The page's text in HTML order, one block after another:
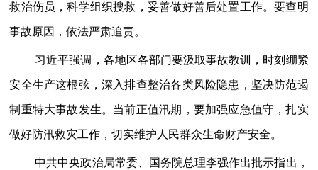
救治伤员，科学组织搜救，妥善做好善后处置工作。要查明
事故原因，依法严肃追责。
习近平强调，各地区各部门要汲取事故教训，时刻绷紧
安全生产这根弦，深入排查整治各类风险隐患，坚决防范遏
制重特大事故发生。当前正值汛期，要加强应急值守，扎实
做好防汛救灾工作，切实维护人民群众生命财产安全。
中共中央政治局常委、国务院总理李强作出批示指出，